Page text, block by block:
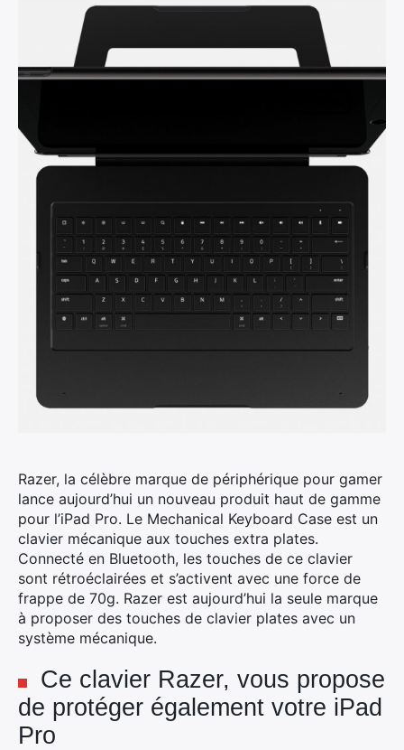
Razer, la célèbre marque de périphérique pour gamer
lance aujourd’hui un nouveau produit haut de gamme
pour l’iPad Pro. Le Mechanical Keyboard Case est un
clavier mécanique aux touches extra plates.
Connecté en Bluetooth, les touches de ce clavier
sont rétroéclairées et s’activent avec une force de
frappe de 70g. Razer est aujourd’hui la seule marque
à proposer des touches de clavier plates avec un
système mécanique.
Ce clavier Razer, vous propose
de protéger également votre iPad
Pro